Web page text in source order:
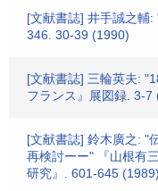
[文献書誌] 井手誠之輔:
346. 30-39 (1990)
[文献書誌] 三輪英夫:
フランス』展図録. 3-7
[文献書誌] 鈴木廣之: "
再検討ーー" 『山根有
研究』. 601-645 (1989)